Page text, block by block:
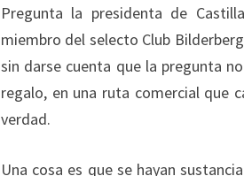
Pregunta la presidenta de
miembro del selecto Club
sin darse cuenta que la pregunta
regalo, en una ruta comercial que
verdad.
Una cosa es que se hayan